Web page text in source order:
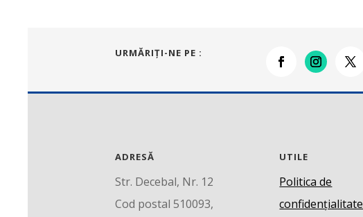
URMĂRIŢI-NE PE :
ADRESĂ
Str. Decebal, Nr. 12
Cod postal 510093,
UTILE
Politica de
confidențialitate